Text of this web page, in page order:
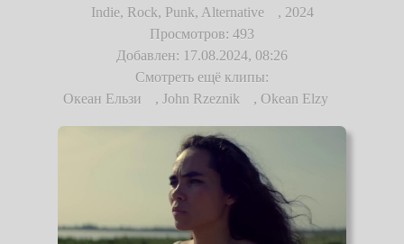
Indie, Rock, Punk, Alternative , 2024
Просмотров: 493
Добавлен: 17.08.2024, 08:26
Смотреть ещё клипы:
Океан Ельзи
, John Rzeznik , Okean Elzy